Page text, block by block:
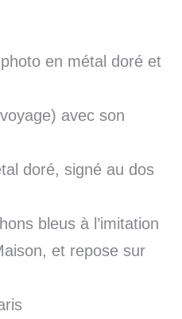
en métal doré et
avec son
doré, signé au dos
bleus à l’imitation
et repose sur